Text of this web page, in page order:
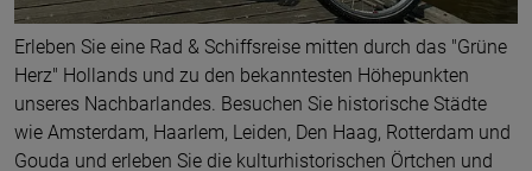
Erleben Sie eine Rad & Schiffsreise mitten durch das "Grüne
Herz" Hollands und zu den bekanntesten Höhepunkten
unseres Nachbarlandes. Besuchen Sie historische Städte
wie Amsterdam, Haarlem, Leiden, Den Haag, Rotterdam und
Gouda und erleben Sie die kulturhistorischen Örtchen und